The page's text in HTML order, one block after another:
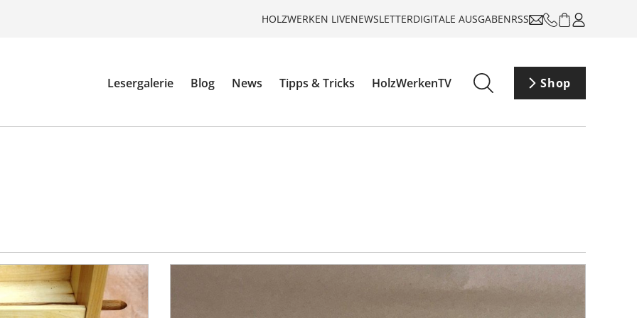
HOLZWERKEN LIVENEWSLETTERDIGITALE AUSGABENRSS
Lesergalerie Blog News Tipps & Tricks HolzWerkenTV Shop